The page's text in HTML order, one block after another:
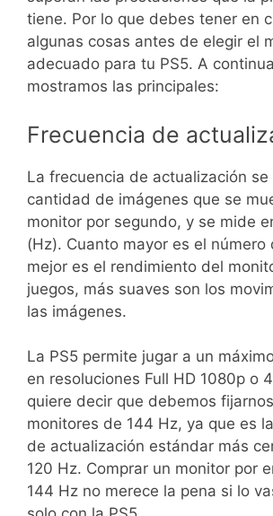
tiene. Por lo que debes tener en
algunas cosas antes de elegir el
adecuado para tu PS5. A
mostramos las principales:
Frecuencia de
La frecuencia de actualización se
cantidad de imágenes que se
monitor por segundo, y se mide
(Hz). Cuanto mayor es el número
mejor es el rendimiento del
juegos, más suaves son los
las imágenes.
La PS5 permite jugar a un
en resoluciones Full HD 1080p o
quiere decir que debemos
monitores de 144 Hz, ya que es
de actualización estándar más
120 Hz. Comprar un monitor por
144 Hz no merece la pena si lo